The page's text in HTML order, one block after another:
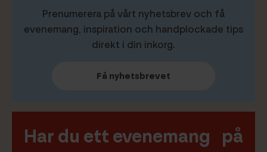
Prenumerera på vårt nyhetsbrev och få
evenemang, inspiration och handplockade tips
direkt i din inkorg.
Få nyhetsbrevet
Har du ett evenemang på